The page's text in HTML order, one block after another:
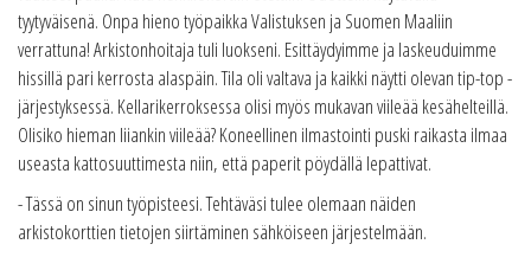
tyytyväisenä. Onpa hieno työpaikka Valistuksen ja Suomen Maaliin
verrattuna! Arkistonhoitaja tuli luokseni. Esittäydyimme ja laskeuduimme
hissillä pari kerrosta alaspäin. Tila oli valtava ja kaikki näytti olevan tip-top -
järjestyksessä. Kellarikerroksessa olisi myös mukavan viileää kesähelteillä.
Olisiko hieman liiankin viileää? Koneellinen ilmastointi puski raikasta ilmaa
useasta kattosuuttimesta niin, että paperit pöydällä lepattivat.
- Tässä on sinun työpisteesi. Tehtäväsi tulee olemaan näiden
arkistokorttien tietojen siirtäminen sähköiseen järjestelmään.